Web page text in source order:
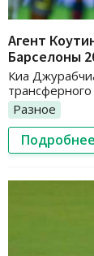
Агент
Барселоны
Киа
трансферного
Разное
Подробнее